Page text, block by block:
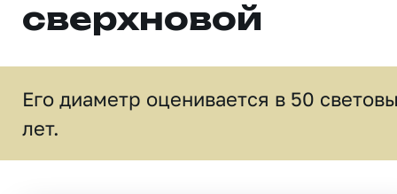
сверхновой
Его диаметр оценивается в 50
лет.